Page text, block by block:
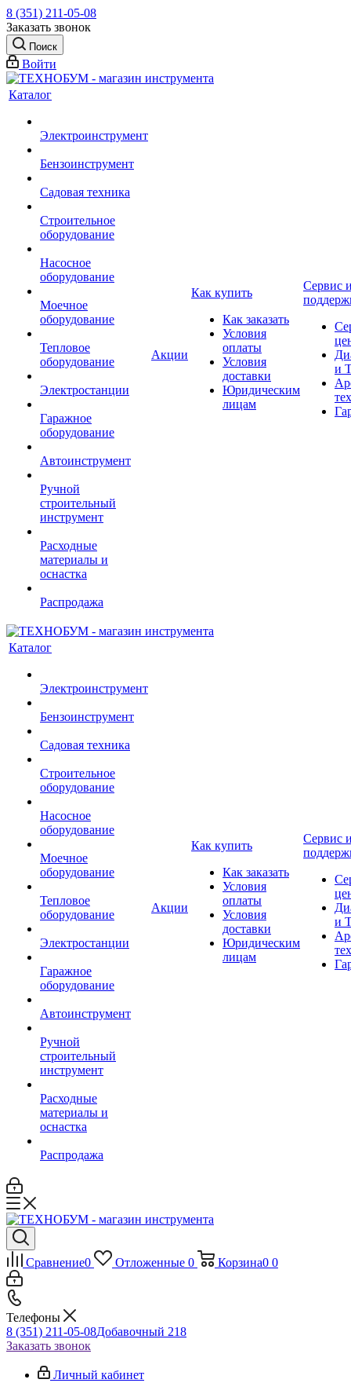
8 (351) 211-05-08
Заказать звонок
Поиск
Войти
Каталог
Электроинструмент
Бензоинструмент
Садовая техника
Строительное
оборудование
Насосное
оборудование
Моечное
оборудование
Тепловое
оборудование
Электростанции
Гаражное
оборудование
Автоинструмент
Ручной
строительный
инструмент
Расходные
материалы и
оснастка
Распродажа
Акции
Как купить
Как заказать
Условия
оплаты
Условия
доставки
Юридическим
лицам
Сервис
и
Каталог
Электроинструмент
Бензоинструмент
Садовая техника
Строительное
оборудование
Насосное
оборудование
Моечное
оборудование
Тепловое
оборудование
Электростанции
Гаражное
оборудование
Автоинструмент
Ручной
строительный
инструмент
Расходные
материалы и
оснастка
Распродажа
Акции
Как купить
Как заказать
Условия
оплаты
Условия
доставки
Юридическим
лицам
Сервис
и
Сравнение0 Отложенные 0 Корзина0 0
Телефоны
8 (351) 211-05-08Добавочный 218
Заказать звонок
Личный кабинет